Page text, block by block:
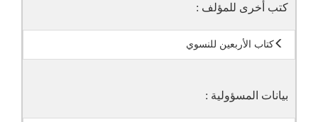
كتب أخرى للمؤلف :
كتاب الأربعين للنسوي
بيانات المسؤولية :